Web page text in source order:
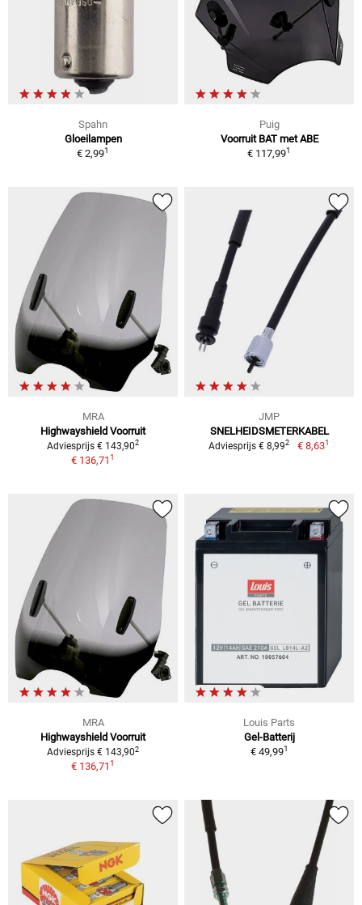
Spahn
Gloeilampen
€ 2,991
Puig
Voorruit BAT met ABE
€ 117,991
MRA
Highwayshield Voorruit
Adviesprijs € 143,902
€ 136,711
JMP
SNELHEIDSMETERKABEL
Adviesprijs € 8,992 € 8,631
MRA
Highwayshield Voorruit
Adviesprijs € 143,902
€ 136,711
Louis Parts
Gel-Batterij
€ 49,991